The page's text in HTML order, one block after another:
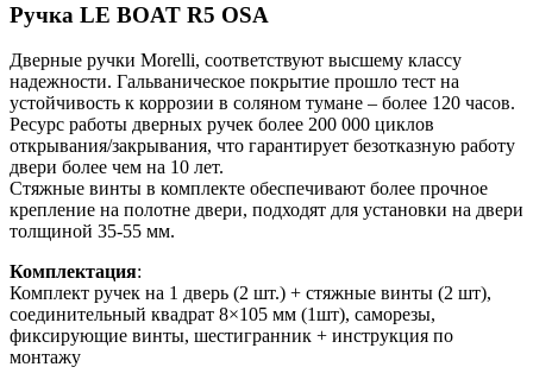
Ручка LE BOAT R5 OSA
Дверные ручки Morelli, соответствуют высшему классу
надежности. Гальваническое покрытие прошло тест на
устойчивость к коррозии в соляном тумане – более 120 часов.
Ресурс работы дверных ручек более 200 000 циклов
открывания/закрывания, что гарантирует безотказную работу
двери более чем на 10 лет.
Стяжные винты в комплекте обеспечивают более прочное
крепление на полотне двери, подходят для установки на двери
толщиной 35-55 мм.
Комплектация:
Комплект ручек на 1 дверь (2 шт.) + стяжные винты (2 шт),
соединительный квадрат 8×105 мм (1шт), саморезы,
фиксирующие винты, шестигранник + инструкция по
монтажу